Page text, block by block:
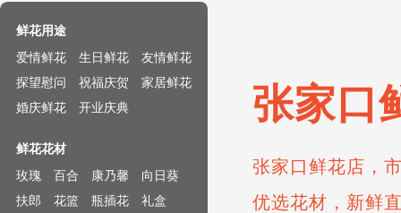
张家口
张家口鲜花店，
优选花材，新鲜
鲜花用途
爱情鲜花
生日鲜花
友情鲜花
探望慰问
祝福庆贺
家居鲜花
婚庆鲜花
开业庆典
鲜花花材
玫瑰
百合 康乃馨
向日葵
扶郎
花篮 瓶插花 礼盒